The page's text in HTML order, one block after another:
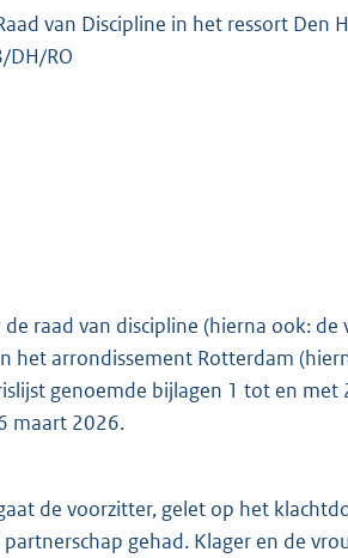
van Discipline in het ressort Den
DH/RO
raad van discipline (hierna ook:
het arrondissement Rotterdam
genoemde bijlagen 1 tot en
maart 2026.
de voorzitter, gelet op het
gehad. Klager en de